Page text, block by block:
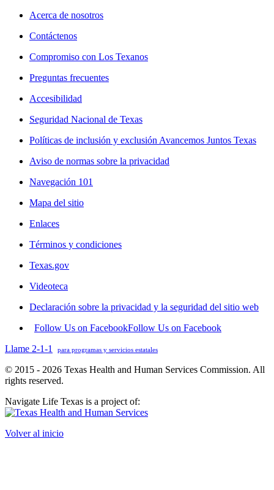
Acerca de nosotros
Contáctenos
Compromiso con Los Texanos
Preguntas frecuentes
Accesibilidad
Seguridad Nacional de Texas
Políticas de inclusión y exclusión Avancemos Juntos Texas
Aviso de normas sobre la privacidad
Navegación 101
Mapa del sitio
Enlaces
Términos y condiciones
Texas.gov
Videoteca
Declaración sobre la privacidad y la seguridad del sitio web
Follow Us on FacebookFollow Us on Facebook
Llame 2-1-1
para programas y servicios estatales
© 2015 - 2026 Texas Health and Human Services Commission. All
rights reserved.
Navigate Life Texas is a project of:
Volver al inicio